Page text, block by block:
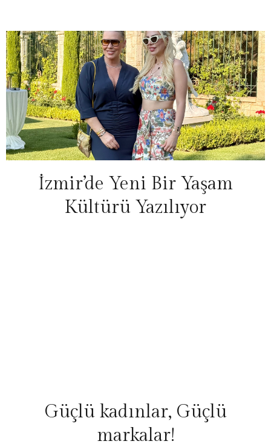
İzmir’de Yeni Bir Yaşam
Kültürü Yazılıyor
Güçlü kadınlar, Güçlü
markalar!